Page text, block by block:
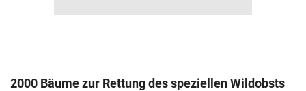
2000 Bäume zur Rettung des speziellen Wildobsts